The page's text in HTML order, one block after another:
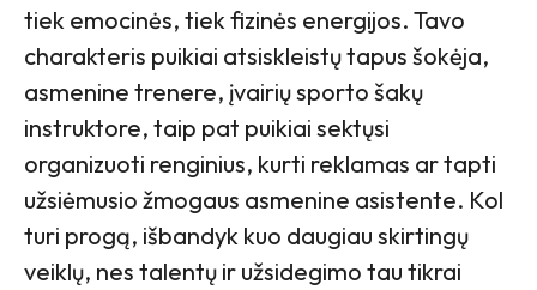
tiek emocinės, tiek fizinės energijos. Tavo
charakteris puikiai atsiskleistų tapus šokėja,
asmenine trenere, įvairių sporto šakų
instruktore, taip pat puikiai sektųsi
organizuoti renginius, kurti reklamas ar tapti
užsiėmusio žmogaus asmenine asistente. Kol
turi progą, išbandyk kuo daugiau skirtingų
veiklų, nes talentų ir užsidegimo tau tikrai